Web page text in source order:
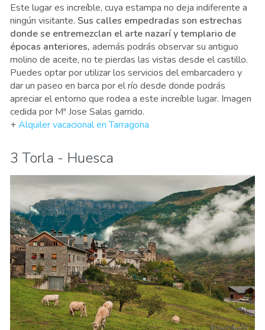
Este lugar es increíble, cuya estampa no deja indiferente a
ningún visitante. Sus calles empedradas son estrechas
donde se entremezclan el arte nazarí y templario de
épocas anteriores, además podrás observar su antiguo
molino de aceite, no te pierdas las vistas desde el castillo.
Puedes optar por utilizar los servicios del embarcadero y
dar un paseo en barca por el río desde donde podrás
apreciar el entorno que rodea a este increíble lugar. Imagen
cedida por Mª Jose Salas garrido.
+Alquiler vacacional en Tarragona
3 Torla - Huesca